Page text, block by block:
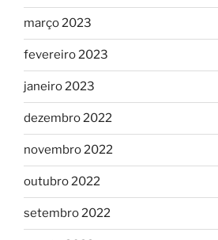
março 2023
fevereiro 2023
janeiro 2023
dezembro 2022
novembro 2022
outubro 2022
setembro 2022